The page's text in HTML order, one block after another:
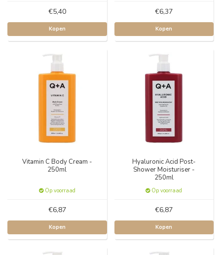
€5,40
Kopen
€6,37
Kopen
Vitamin C Body Cream -
250ml
Op voorraad
€6,87
Kopen
Hyaluronic Acid Post-
Shower Moisturiser -
250ml
Op voorraad
€6,87
Kopen